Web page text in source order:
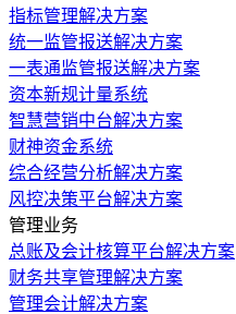
指标管理解决方案
统一监管报送解决方案
一表通监管报送解决方案
资本新规计量系统
智慧营销中台解决方案
财神资金系统
综合经营分析解决方案
风控决策平台解决方案
管理业务
总账及会计核算平台解决方案
财务共享管理解决方案
管理会计解决方案